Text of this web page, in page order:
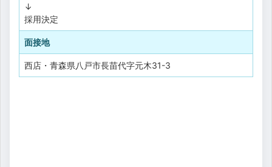
↓
採用決定
面接地
西店・青森県八戸市長苗代字元木31-3